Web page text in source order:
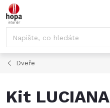
Přejít
na
Dveře
Kit